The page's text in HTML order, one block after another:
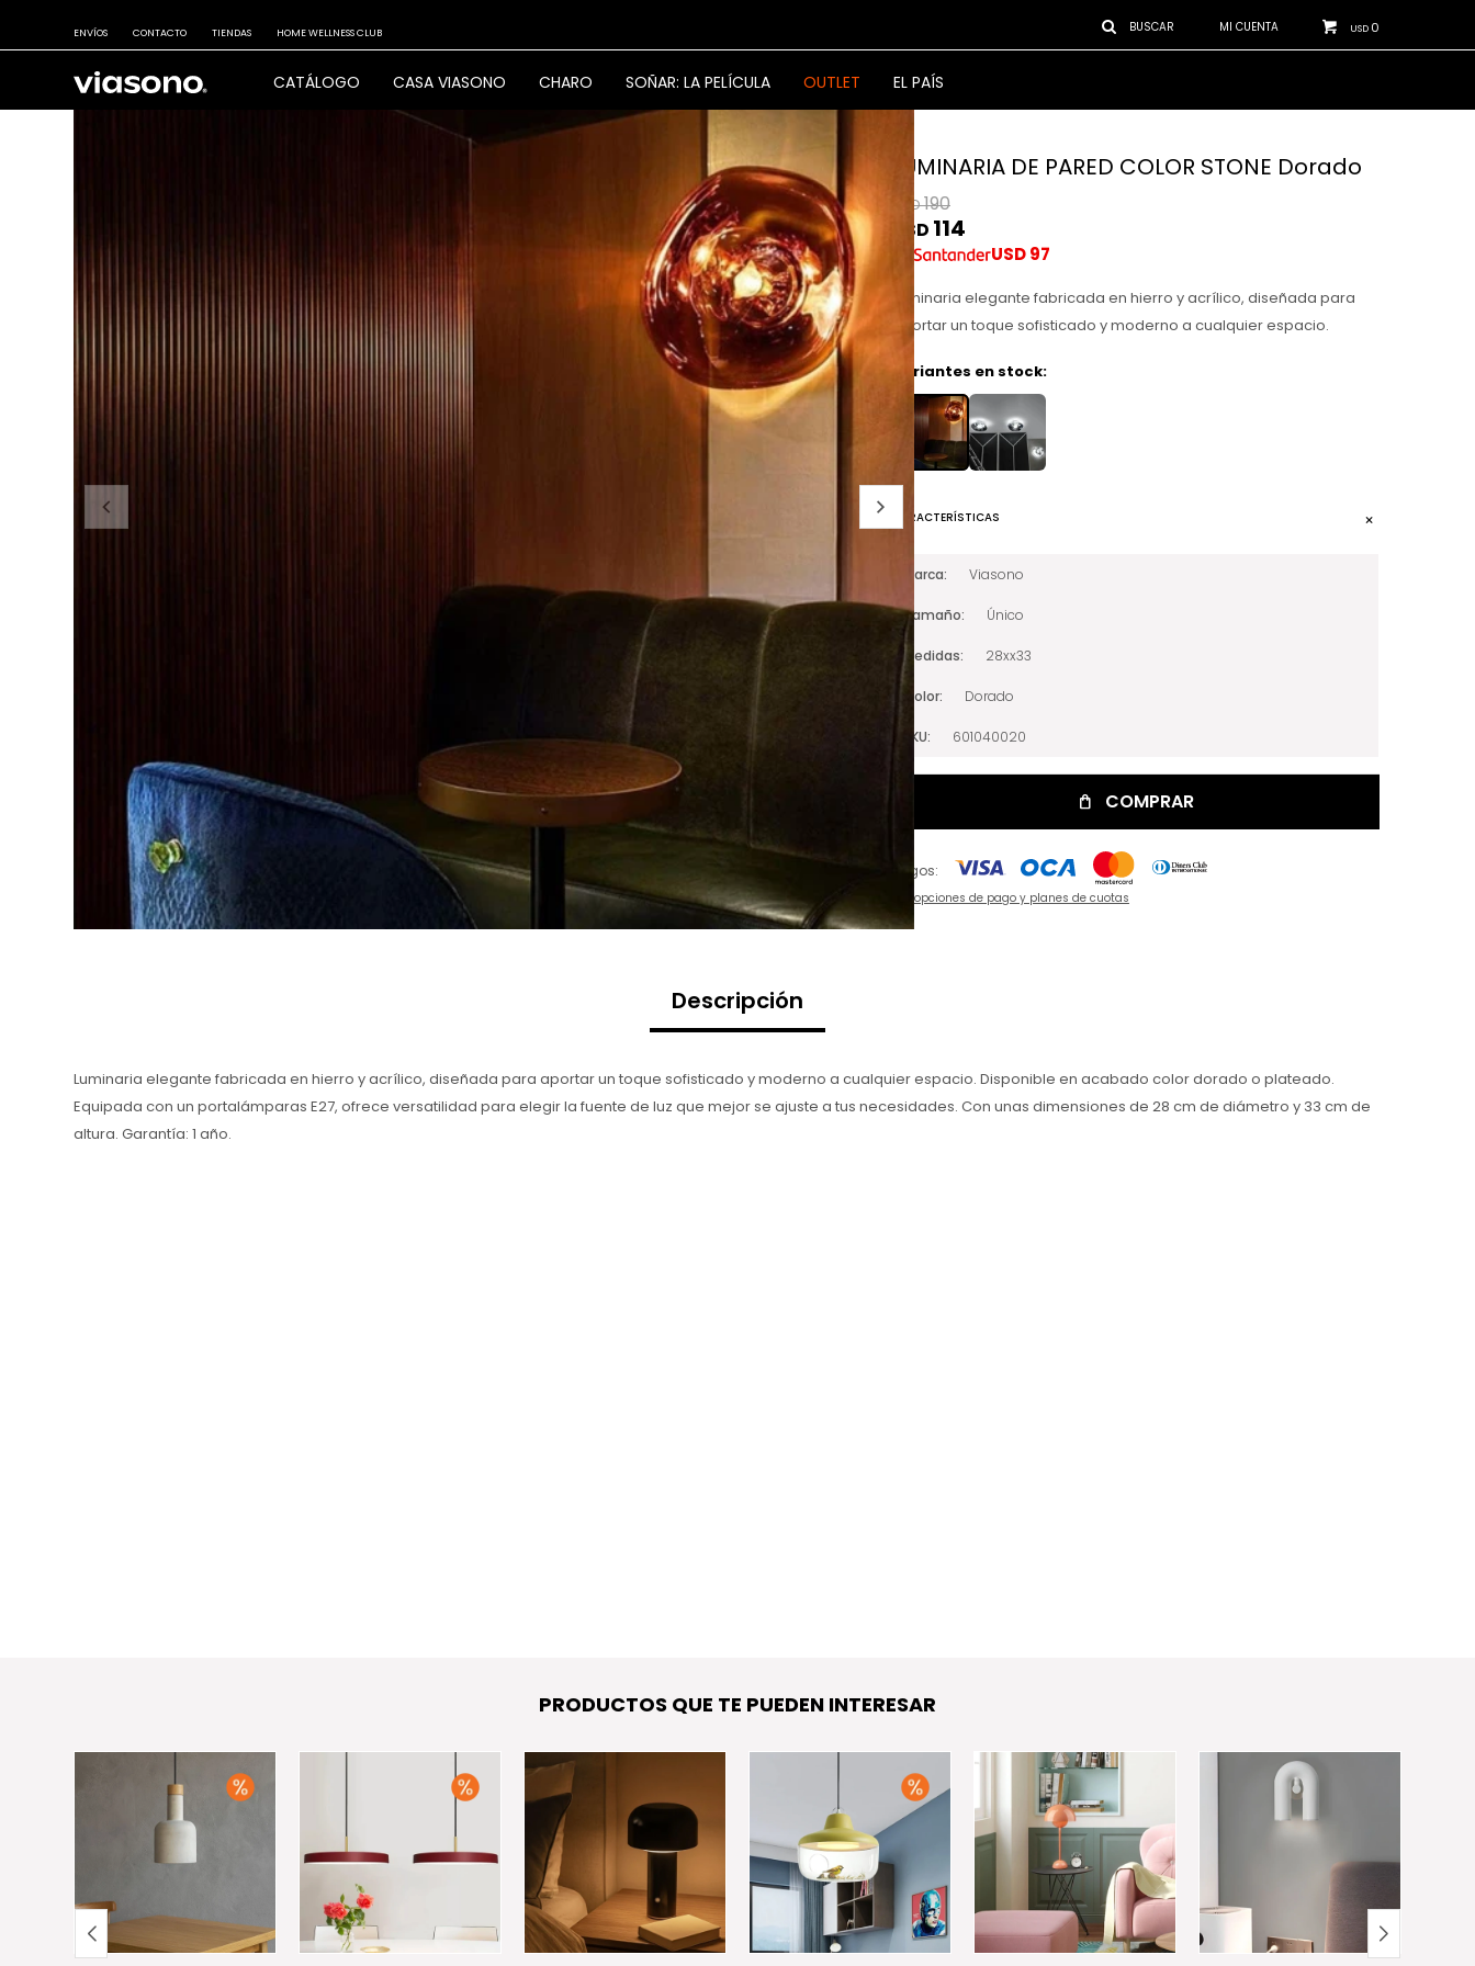
CATÁLOGO CASA VIASONO CHARO SOÑAR: LA PELÍCULA OUTLET EL PAÍS
USD 0
ENVÍOS CONTACTO TIENDAS HOME WELLNESS CLUB
LUMINARIA DE PARED COLOR STONE Dorado
USD190
USD 114
USD97
Luminaria elegante fabricada en hierro y acrílico, diseñada para
aportar un toque sofisticado y moderno a cualquier espacio.
Variantes en stock:
CARACTERÍSTICAS
Marca Viasono
Tamaño Único
Medidas 28xx33
Color Dorado
SKU 601040020
COMPRAR
Pagos:
Ver opciones de pago y planes de cuotas
Descripción
Luminaria elegante fabricada en hierro y acrílico, diseñada para aportar un toque sofisticado y moderno a cualquier espacio. Disponible en acabado color dorado o plateado.
Equipada con un portalámparas E27, ofrece versatilidad para elegir la fuente de luz que mejor se ajuste a tus necesidades. Con unas dimensiones de 28 cm de diámetro y 33 cm de
altura. Garantía: 1 año.
PRODUCTOS QUE TE PUEDEN INTERESAR